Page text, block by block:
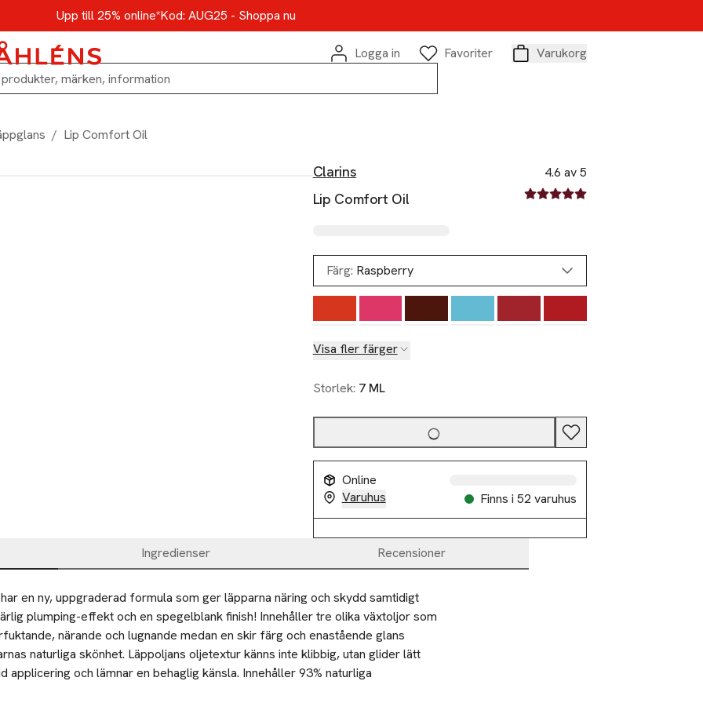
Upp till 25% online*Kod: AUG25 - Shoppa nu
Logga in
Favoriter
Varukorg
/ Lip Comfort Oil
Clarins
Lip Comfort Oil
4.6 av 5
4.6 av fem stjärnor
Färg: Raspberry
Visa fler färger
Storlek: 7 ML
Online
Varuhus
Finns i 52 varuhus
Ingredienser Recensioner
en ny, uppgraderad formula som ger läpparna näring och skydd samtidigt
plumping-effekt och en spegelblank finish! Innehåller tre olika växtoljor som
närande och lugnande medan en skir färg och enastående glans
naturliga skönhet. Läppoljans oljetextur känns inte klibbig, utan glider lätt
applicering och lämnar en behaglig känsla. Innehåller 93% naturliga